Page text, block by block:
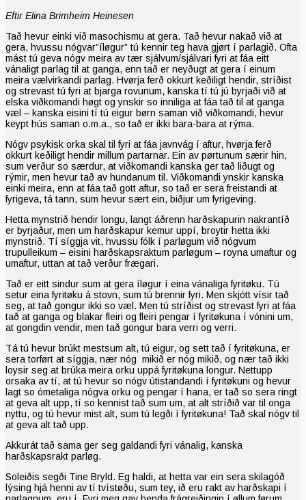
Eftir Elina Brimheim Heinesen
Tað hevur einki við masochismu at gera. Tað hevur nakað við at
gera, hvussu nógvar”íløgur” tú kennir teg hava gjørt í parlagið. Ofta
mást tú geva nógv meira av tær sjálvum/sjálvari fyri at fáa eitt
vánaligt parlag til at ganga, enn tað er neyðugt at gera í einum
meira vælvirkandi parlag. Hvørja ferð okkurt keðiligt hendir, stríðist
og strevast tú fyri at bjarga rovunum, kanska tí tú jú byrjaði við at
elska viðkomandi høgt og ynskir so inniliga at fáa tað til at ganga
væl – kanska eisini tí tú eigur børn saman við viðkomandi, hevur
keypt hús saman o.m.a., so tað er ikki bara-bara at rýma.
Nógv psykisk orka skal til fyri at fáa javnvág í aftur, hvørja ferð
okkurt keðiligt hendir millum partarnar. Ein av pørtunum særir hin,
sum verður so særdur, at viðkomandi kanska ger tað liðugt og
rýmir, men hevur tað av hundanum til. Viðkomandi ynskir kanska
einki meira, enn at fáa tað gott aftur, so tað er sera freistandi at
fyrigeva, tá tann, sum hevur sært ein, biðjur um fyrigeving.
Hetta mynstrið hendir longu, langt áðrenn harðskapurin nakrantíð
er byrjaður, men um harðskapur kemur uppí, broytir hetta ikki
mynstrið. Tí síggja vit, hvussu fólk í parløgum við nógvum
trupulleikum – eisini harðskapsraktum parløgum – royna umaftur og
umaftur, uttan at tað verður frægari.
Tað er eitt sindur sum at gera íløgur í eina vánaliga fyritøku. Tú
setur eina fyritøku á stovn, sum tú brennir fyri. Men skjótt vísir tað
seg, at tað gongur ikki so væl. Men tú stríðist og strevast fyri at fáa
tað at ganga og blakar fleiri og fleiri pengar í fyritøkuna í vónini um,
at gongdin vendir, men tað gongur bara verri og verri.
Tá tú hevur brúkt mestsum alt, tú eigur, og sett tað í fyritøkuna, er
sera torført at síggja, nær nóg mikið er nóg mikið, og nær tað ikki
loysir seg at brúka meira orku uppá fyritøkuna longur. Nettupp
orsaka av tí, at tú hevur so nógv útistandandi í fyritøkuni og hevur
lagt so ómetaliga nógva orku og pengar í hana, er tað so sera ringt
at geva alt upp, tí so kennist tað sum um, at alt stríðið var til onga
nyttu, og tú hevur mist alt, sum tú legði í fyritøkuna! Tað skal nógv til
at geva alt tað upp.
Akkurát tað sama ger seg galdandi fyri vánalig, kanska
harðskapsrakt parløg.
Soleiðis segði Tine Bryld. Eg haldi, at hetta var ein sera skilagóð
lýsing hjá henni av tí tvístøðu, sum tey, ið eru rakt av harðskapi í